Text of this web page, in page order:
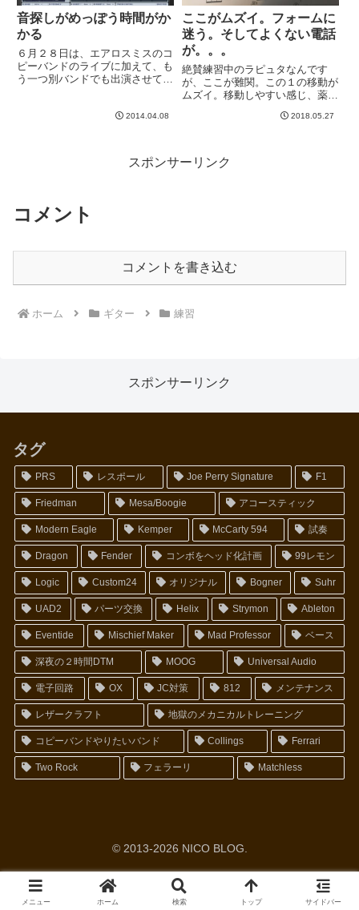
音探しがめっぽう時間がか
かる
６月２８日は、エアロスミスのコ
ピーバンドのライブに加えて、も
う一つ別バンドでも出演させてい
郎でキーボードをやらせていただ
2014.04.08
ここがムズイ。フォームに
迷う。そしてよくない電話
が。。。
絶賛練習中のラピュタなんです
が、ここが難関。この１の移動が
ムズイ。移動しやすい感じ、薬指
はこうなる。人差し指が斜めにな
つ、このフォームに一発では行け
ず...
2018.05.27
スポンサーリンク
コメント
コメントを書き込む
ホーム ギター 練習
スポンサーリンク
タグ
PRS レスポール Joe Perry Signature F1
Friedman Mesa/Boogie アコースティック
Modern Eagle Kemper McCarty 594 試奏
Dragon Fender コンボをヘッド化計画 99レモン
Logic Custom24 オリジナル Bogner Suhr
UAD2 パーツ交換 Helix Strymon Ableton
Eventide Mischief Maker Mad Professor ベース
深夜の２時間DTM MOOG Universal Audio
電子回路 OX JC対策 812 メンテナンス
レザークラフト 地獄のメカニカルトレーニング
コピーバンドやりたいバンド Collings Ferrari
Two Rock フェラーリ Matchless
© 2013-2026 NICO BLOG.
メニュー ホーム 検索 トップ サイドバー